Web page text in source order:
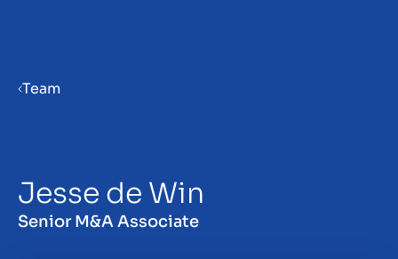
Sell your business
Team
Jesse de Win
Senior M&A Associate